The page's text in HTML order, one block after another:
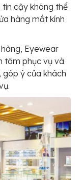
cậy không thể
hàng mắt kính
Eyewear
tâm phục vụ và
góp ý của khách